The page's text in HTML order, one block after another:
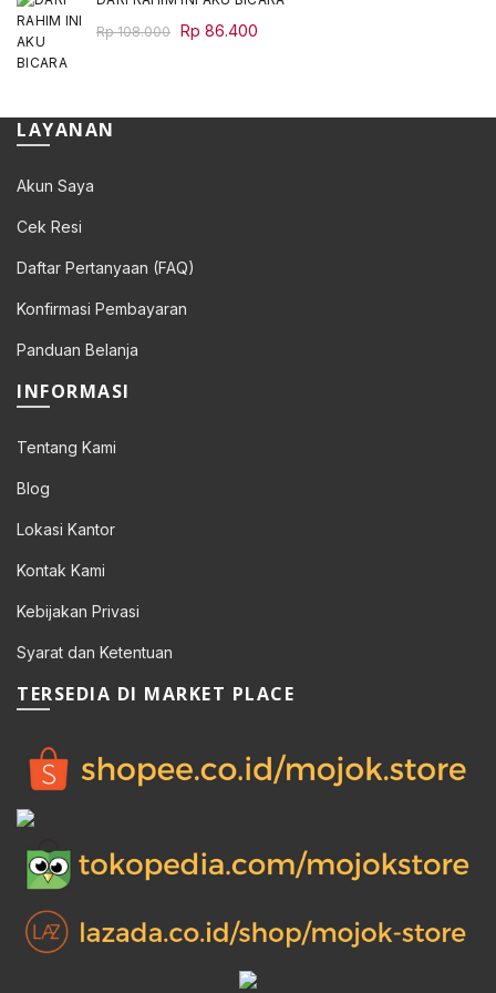
Rp108.000 Original
Rp 86.400
LAYANAN
Akun Saya
Cek Resi
Daftar Pertanyaan (FAQ)
Konfirmasi Pembayaran
Panduan Belanja
INFORMASI
Tentang Kami
Blog
Lokasi Kantor
Kontak Kami
Kebijakan Privasi
Syarat dan Ketentuan
TERSEDIA DI MARKET PLACE